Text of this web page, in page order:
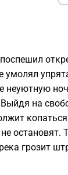
неуютную
на
грозит